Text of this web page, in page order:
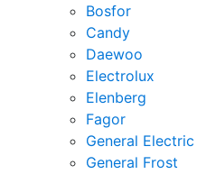
Bosfor
Candy
Daewoo
Electrolux
Elenberg
Fagor
General Electric
General Frost